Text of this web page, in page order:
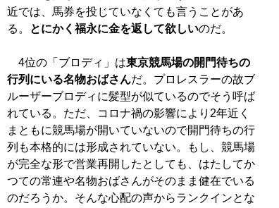
近では、馬券を投じていなくても言うことがあ
る。
とにかく福永に金を返して欲しいのだ。
4位の「ブロディ」は東京競馬場の開門待ちの
行列にいる名物おばさんだ。プロレスラーの故ブ
ルーザーブロディに髪型が似ているのでそう呼ば
れている。ただ、コロナ禍の影響により2年近く
まともに競馬場が開いていないので開門待ちの行
列も本格的には形成されていない。もし、競馬場
が完全な形で営業再開したとしても、はたしてか
つての常連や名物おばさんがそのまま健在でいる
のだろうか。そんな心配の声からランクインとな